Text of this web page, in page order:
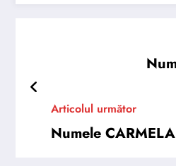
Articolul următor
Numele